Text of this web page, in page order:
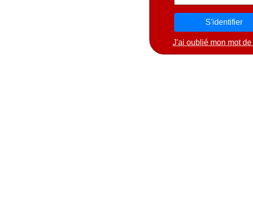
J'ai oublié mon mot